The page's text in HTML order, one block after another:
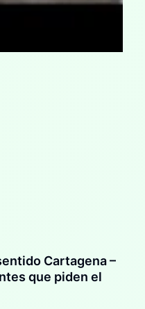
Cartagena –
que piden el